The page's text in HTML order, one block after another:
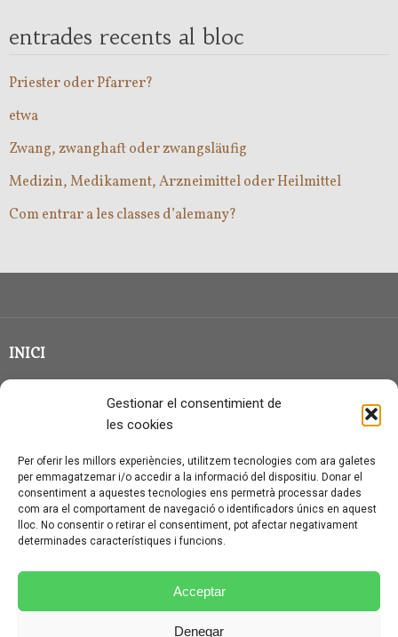
Gestionar el consentimient de
les cookies
Per oferir les millors experiències, utilitzem tecnologies com ara galetes
per emmagatzemar i/o accedir a la informació del dispositiu. Donar el
consentiment a aquestes tecnologies ens permetrà processar dades
com ara el comportament de navegació o identificadors únics en aquest
lloc. No consentir o retirar el consentiment, pot afectar negativament
determinades característiques i funcions.
Acceptar
Denegar
entrades recents al bloc
Priester oder Pfarrer?
etwa
Zwang, zwanghaft oder zwangsläufig
Medizin, Medikament, Arzneimittel oder Heilmittel
Com entrar a les classes d’alemany?
INICI
QUI SOC?
CONTACTE
AVÍS LEGAL I PROTECCIÓ DE DADES
POLÍTICA DE COOKIES (UE)
CONDICIONS PARTICULARS D’ÚS I CONTRACTACIÓ
POLÍTICA DE PRIVACITAT